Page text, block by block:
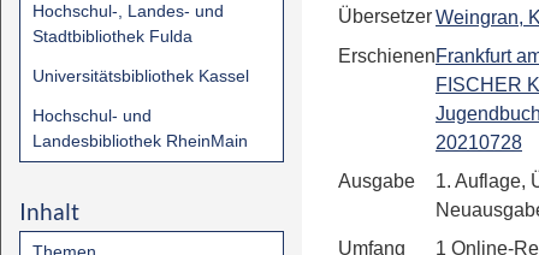
Hochschul-, Landes- und
Stadtbibliothek Fulda
Universitätsbibliothek Kassel
Hochschul- und
Landesbibliothek RheinMain
Inhalt
ÜbersetzerWeingran,
ErschienenFrankfurt
FISCHER
20210728
Ausgabe
1. Auflage,
Umfang
1 Online-